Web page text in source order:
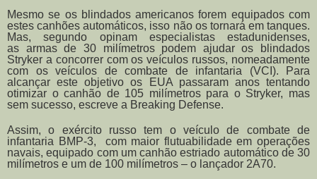
Mesmo se os blindados americanos forem equipados com
estes canhões automáticos, isso não os tornará em tanques.
Mas, segundo opinam especialistas estadunidenses,
as armas de 30 milímetros podem ajudar os blindados
Stryker a concorrer com os veículos russos, nomeadamente
com os veículos de combate de infantaria (VCI). Para
alcançar este objetivo os EUA passaram anos tentando
otimizar o canhão de 105 milímetros para o Stryker, mas
sem sucesso, escreve a Breaking Defense.
Assim, o exército russo tem o veículo de combate de
infantaria BMP-3, com maior flutuabilidade em operações
navais, equipado com um canhão estriado automático de 30
milímetros e um de 100 milímetros – o lançador 2А70.